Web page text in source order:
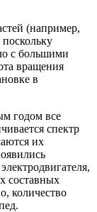
(например,
поскольку
с большими
вращения
в
годом все
спектр
их
составных
количество